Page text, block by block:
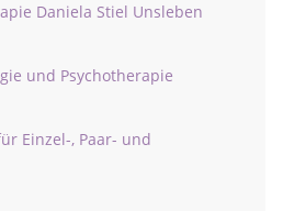
Daniela Stiel Unsleben
und Psychotherapie
Einzel-, Paar- und